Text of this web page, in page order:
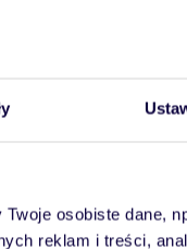
Twoje osobiste dane,
reklam i treści,
powierzchni 75,42 m².
Skontaktuj się